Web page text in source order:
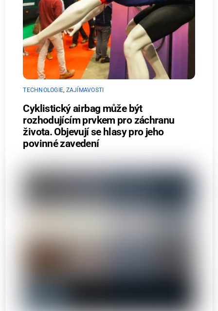
TECHNOLOGIE ZAJÍMAVOSTI
Cyklistický airbag může být
rozhodujícím prvkem pro záchranu
života. Objevují se hlasy pro jeho
povinné zavedení